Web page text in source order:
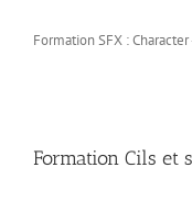
Formation SFX :
Formation Cils et